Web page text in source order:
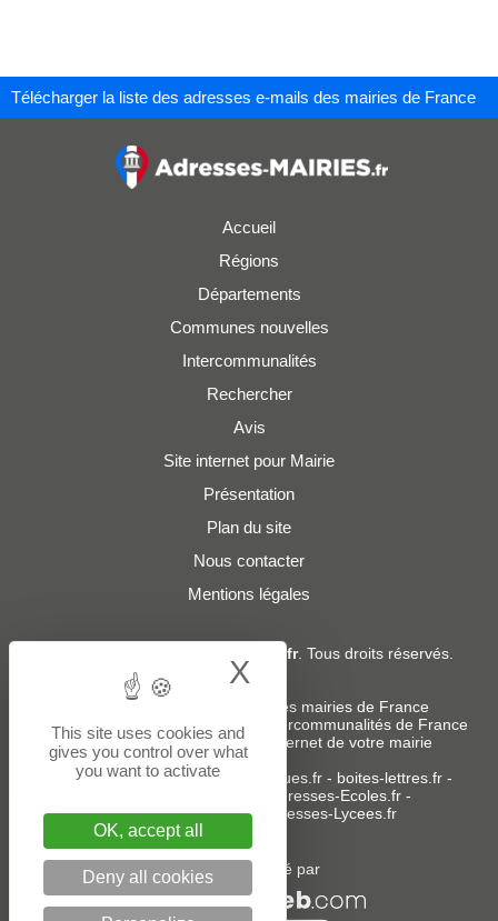
Télécharger la liste des adresses e-mails des mairies de France
Accueil
Régions
Départements
Communes nouvelles
Intercommunalités
Rechercher
Avis
Site internet pour Mairie
Présentation
Plan du site
Nous contacter
Mentions légales
Adresses-Mairies.fr. Tous droits réservés.
Services :
Liste des adresses e-mails des mairies de France
Liste des adresses e-mails des intercommunalités de France
-Création ou refonte du site internet de votre mairie
Sites partenaires:donneespubliques.fr- boites-lettres.fr-
Adresses-Ecoles.fr -
Adresses-Colleges.fr- Adresses-Lycees.fr
Un service édité par
This site uses cookies and
gives you control over what
you want to activate
OK, accept all
Deny all cookies
X